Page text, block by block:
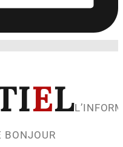
EL
BONJOUR